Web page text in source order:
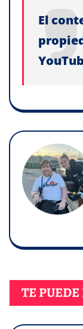
El
TE